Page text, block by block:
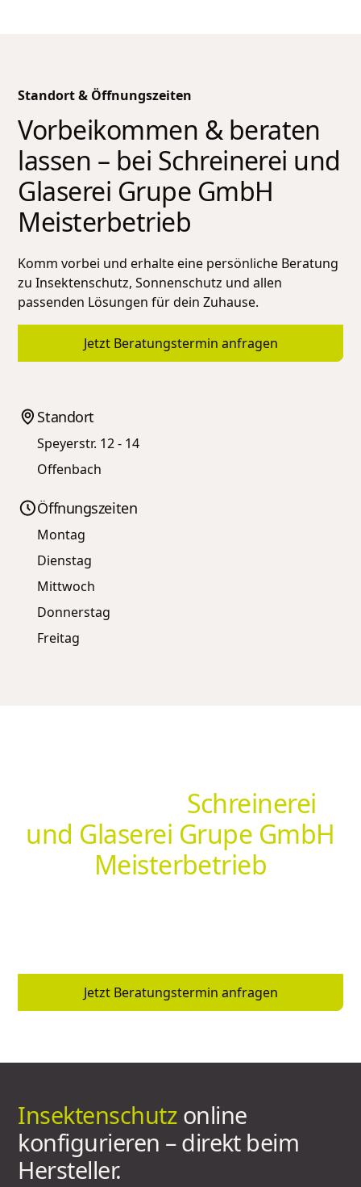
Standort & Öffnungszeiten
Vorbeikommen & beraten
lassen – bei Schreinerei und
Glaserei Grupe GmbH
Meisterbetrieb
Komm vorbei und erhalte eine persönliche Beratung
zu Insektenschutz, Sonnenschutz und allen
passenden Lösungen für dein Zuhause.
Jetzt Beratungstermin anfragen
Standort
Speyerstr. 12 - 14
Offenbach
Öffnungszeiten
Montag
Dienstag
Mittwoch
Donnerstag
Freitag
Schreinerei
und Glaserei Grupe GmbH
Meisterbetrieb
Jetzt Beratungstermin anfragen
Insektenschutz online
konfigurieren – direkt beim
Hersteller.